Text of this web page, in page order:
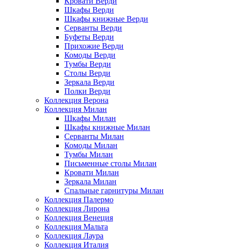
Шкафы Верди
Шкафы книжные Верди
Серванты Верди
Буфеты Верди
Прихожие Верди
Комоды Верди
Тумбы Верди
Столы Верди
Зеркала Верди
Полки Верди
Коллекция Верона
Коллекция Милан
Шкафы Милан
Шкафы книжные Милан
Серванты Милан
Комоды Милан
Тумбы Милан
Письменные столы Милан
Кровати Милан
Зеркала Милан
Спальные гарнитуры Милан
Коллекция Палермо
Коллекция Лирона
Коллекция Венеция
Коллекция Мальта
Коллекция Лаура
Коллекция Италия